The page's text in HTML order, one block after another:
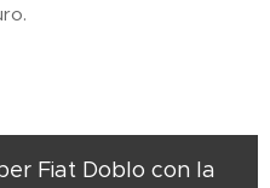
Fiat Doblo con la